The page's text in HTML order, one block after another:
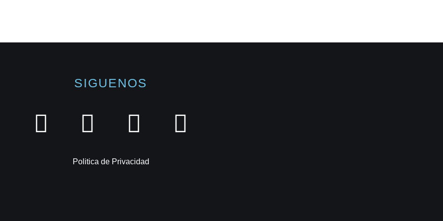
SIGUENOS
Politica de Privacidad